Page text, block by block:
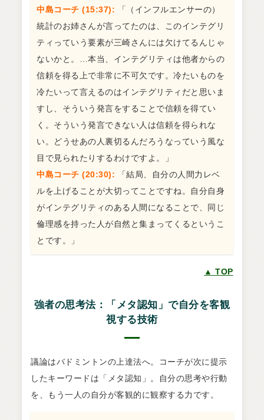
中島コーチ (15:37): 「（インフルエンサーの）
統計のお姉さんが言ってたのは、このインテグリ
ティっていう要素が三崎さんには欠けてるんじゃ
ないかと。…本当、インテグリティは他者からの
信頼を得る上で非常に不可欠です。冷たいものを
冷たいって言えるのはインテグリティだと思いま
すし、そういう発言をすることで信頼を得てい
く。そういう発言できない人は信頼を得られな
い。どうせあの人裏切るんだろうなっていう風な
目で見られたりするわけですよ。」
中島コーチ (20:30): 「結局、自分の人間力レベ
ルを上げることが大切ってことですね。自分自身
がインテグリティのある人間になることで、同じ
倫理感を持った人が自然と集まってくるというこ
とです。」
▲ TOP
強者の思考法：「メタ認知」で自分を客観
視する技術
議論はバドミントンの上達法へ。コーチが次に提示
したキーワードは「メタ認知」。自分の思考や行動
を、もう一人の自分が客観的に観察する力です。